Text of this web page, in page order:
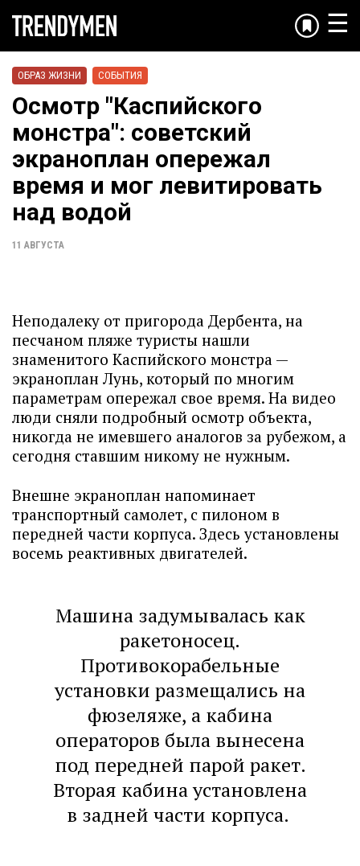
☰
ОБРАЗ ЖИЗНИ СОБЫТИЯ
Осмотр "Каспийского
монстра": советский
экраноплан опережал
время и мог левитировать
над водой
11 АВГУСТА
Неподалеку от пригорода Дербента, на
песчаном пляже туристы нашли
знаменитого Каспийского монстра —
экраноплан Лунь, который по многим
параметрам опережал свое время. На видео
люди сняли подробный осмотр объекта,
никогда не имевшего аналогов за рубежом, а
сегодня ставшим никому не нужным.
Внешне экраноплан напоминает
транспортный самолет, с пилоном в
передней части корпуса. Здесь установлены
восемь реактивных двигателей.
Машина задумывалась как
ракетоносец.
Противокорабельные
установки размещались на
фюзеляже, а кабина
операторов была вынесена
под передней парой ракет.
Вторая кабина установлена
в задней части корпуса.